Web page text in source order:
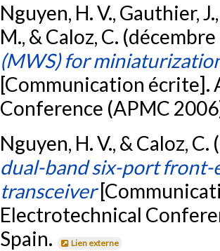
Nguyen, H. V., Gauthier,
M., & Caloz, C.
(MWS) for
[Communication écrite].
Conference (APMC
Nguyen, H. V., & Caloz,
dual-band six-port front-
transceiver
Electrotechnical
Spain.
Lien externe